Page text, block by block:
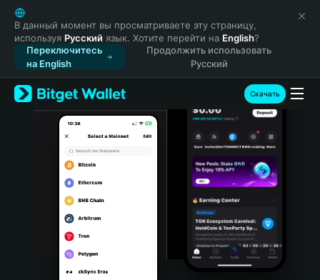
English
日本語
Tiếng Việt
Русский
Español (Latinoamérica)
Türkçe
Italiano
Português (Portugal)
Bahasa Indonesia
В данный момент вы просматриваете эту страницу,
используя Русский язык. Хотите перейти на English?
Переключитесь
на English
Продолжить использовать
Русский
Скачать